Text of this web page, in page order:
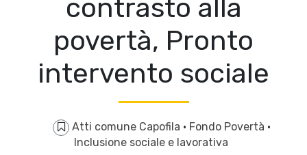
contrasto alla
povertà, Pronto
intervento sociale
Atti comune Capofila · Fondo Povertà ·
Inclusione sociale e lavorativa